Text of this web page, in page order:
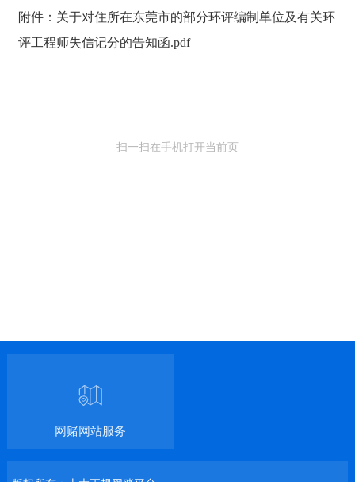
附件：关于对住所在东莞市的部分环评编制单位及有关环
评工程师失信记分的告知函.pdf
扫一扫在手机打开当前页
网赌网站服务